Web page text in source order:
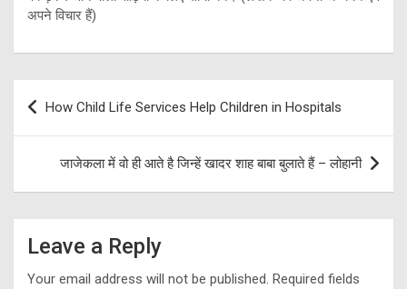
अपने विचार हैं)
Post
navigation
How Child Life Services Help Children in Hospitals
जाजेकला में वो ही आते है जिन्हें खादर शाह बाबा बुलाते हैं – लोहानी
Leave a Reply
Your email address will not be published. Required fields